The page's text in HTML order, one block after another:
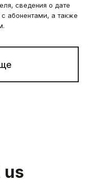
сведения о дате
абонентами, а также
us